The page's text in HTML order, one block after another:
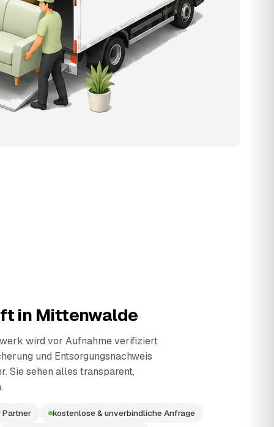
in Mittenwalde
wird vor Aufnahme verifiziert
und Entsorgungsnachweis
Sie sehen alles transparent,
Partner kostenlose & unverbindliche Anfrage